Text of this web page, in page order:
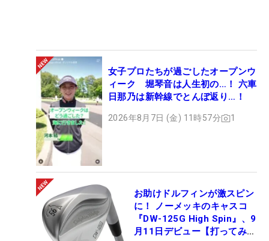
女子プロたちが過ごしたオープンウ
ィーク 堀琴音は人生初の…！ 六車
日那乃は新幹線でとんぼ返り…！
2026年8月7日 (金) 11時57分 1
お助けドルフィンが激スピン
に！ ノーメッキのキャスコ
『DW-125G High Spin』、9
月11日デビュー【打ってみ